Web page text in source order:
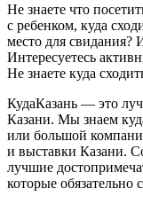
Не знаете что
с ребенком, куда
место для свидания?
Интересуетесь
Не знаете куда
КудаКазань — это
Казани. Мы знаем
или большой
и выставки Казани.
лучшие
которые обязательно